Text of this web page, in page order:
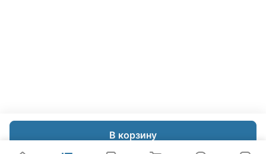
В корзину